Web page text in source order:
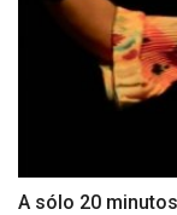
A sólo 20